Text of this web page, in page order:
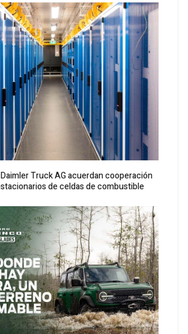
Truck AG acuerdan cooperación
de celdas de combustible